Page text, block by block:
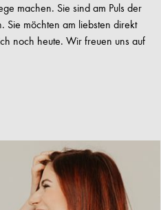
machen. Sie sind am Puls der
Sie möchten am liebsten direkt
noch heute. Wir freuen uns auf